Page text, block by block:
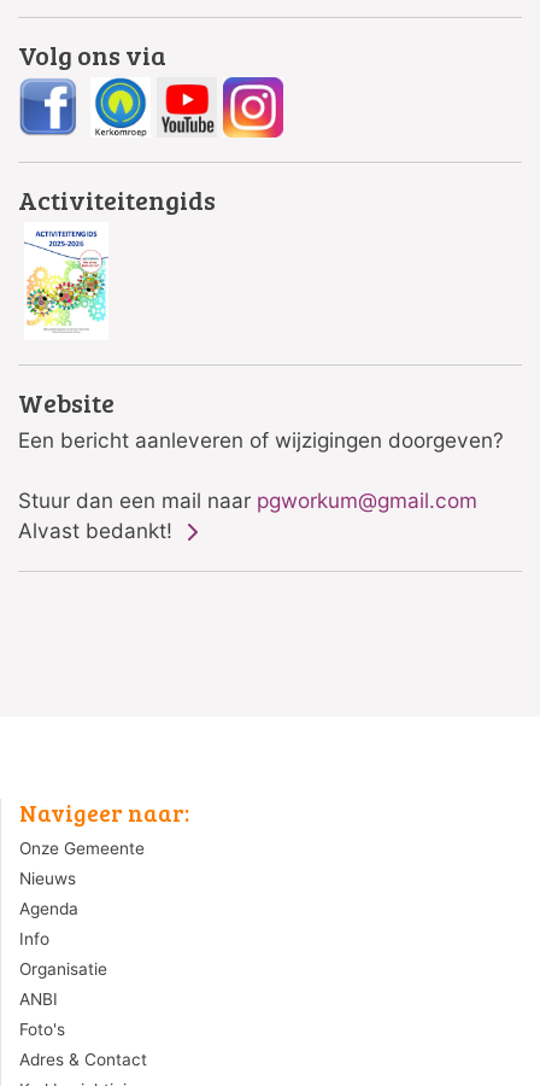
Volg ons via
Activiteitengids
Website
Een bericht aanleveren of wijzigingen doorgeven?
Stuur dan een mail naar pgworkum@gmail.com
Alvast bedankt!
Navigeer naar:
Onze Gemeente
Nieuws
Agenda
Info
Organisatie
ANBI
Foto's
Adres & Contact